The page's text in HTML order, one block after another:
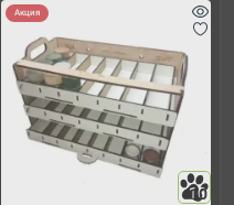
Акция
10